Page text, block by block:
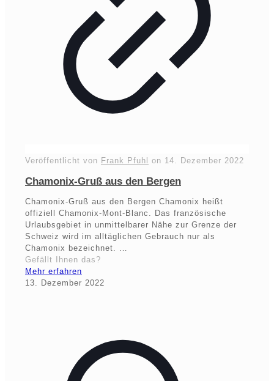
Veröffentlicht von Frank Pfuhl on 14. Dezember 2022
Chamonix-Gruß aus den Bergen
Chamonix-Gruß aus den Bergen Chamonix heißt
offiziell Chamonix-Mont-Blanc. Das französische
Urlaubsgebiet in unmittelbarer Nähe zur Grenze der
Schweiz wird im alltäglichen Gebrauch nur als
Chamonix bezeichnet. …
Gefällt Ihnen das?
Mehr erfahren
13. Dezember 2022